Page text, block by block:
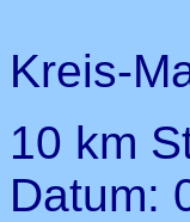
Kreis-
10 km
Datum: